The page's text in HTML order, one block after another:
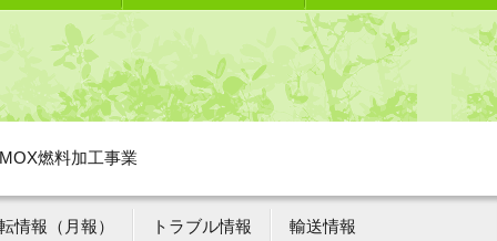
MOX燃料加工事業
情報（月報） トラブル情報 輸送情報